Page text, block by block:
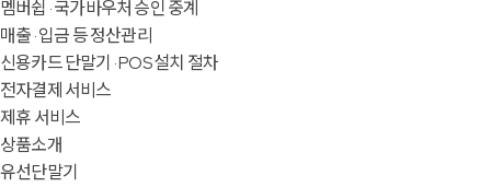
멤버쉽 · 국가바우처 승인 중계
매출 · 입금 등 정산관리
신용카드 단말기 · POS 설치 절차
전자결제 서비스
제휴 서비스
상품소개
유선단말기